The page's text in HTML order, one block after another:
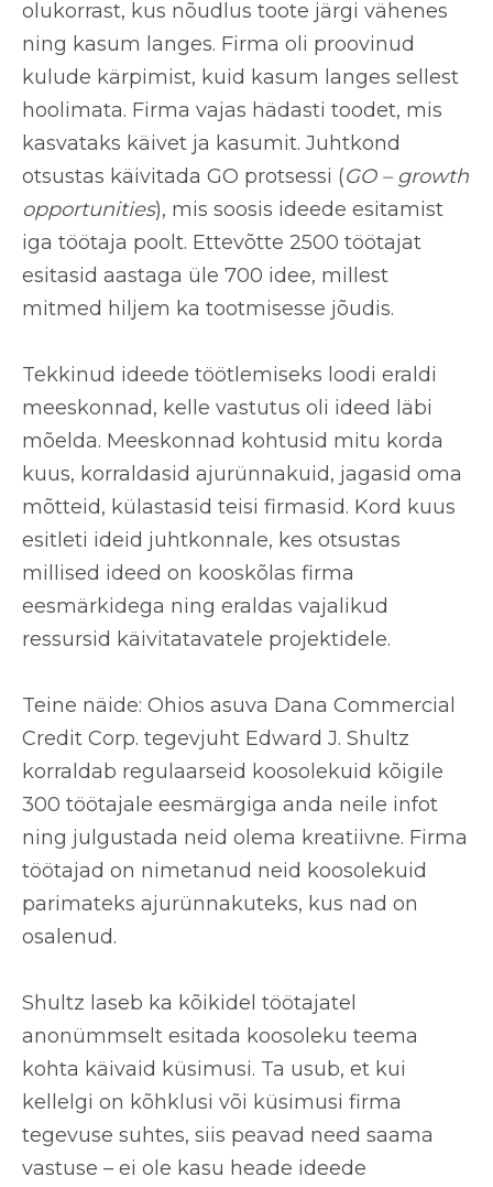
olukorrast, kus nõudlus toote järgi vähenes
ning kasum langes. Firma oli proovinud
kulude kärpimist, kuid kasum langes sellest
hoolimata. Firma vajas hädasti toodet, mis
kasvataks käivet ja kasumit. Juhtkond
otsustas käivitada GO protsessi (GO – growth
opportunities), mis soosis ideede esitamist
iga töötaja poolt. Ettevõtte 2500 töötajat
esitasid aastaga üle 700 idee, millest
mitmed hiljem ka tootmisesse jõudis.
Tekkinud ideede töötlemiseks loodi eraldi
meeskonnad, kelle vastutus oli ideed läbi
mõelda. Meeskonnad kohtusid mitu korda
kuus, korraldasid ajurünnakuid, jagasid oma
mõtteid, külastasid teisi firmasid. Kord kuus
esitleti ideid juhtkonnale, kes otsustas
millised ideed on kooskõlas firma
eesmärkidega ning eraldas vajalikud
ressursid käivitatavatele projektidele.
Teine näide: Ohios asuva Dana Commercial
Credit Corp. tegevjuht Edward J. Shultz
korraldab regulaarseid koosolekuid kõigile
300 töötajale eesmärgiga anda neile infot
ning julgustada neid olema kreatiivne. Firma
töötajad on nimetanud neid koosolekuid
parimateks ajurünnakuteks, kus nad on
osalenud.
Shultz laseb ka kõikidel töötajatel
anonümmselt esitada koosoleku teema
kohta käivaid küsimusi. Ta usub, et kui
kellelgi on kõhklusi või küsimusi firma
tegevuse suhtes, siis peavad need saama
vastuse – ei ole kasu heade ideede